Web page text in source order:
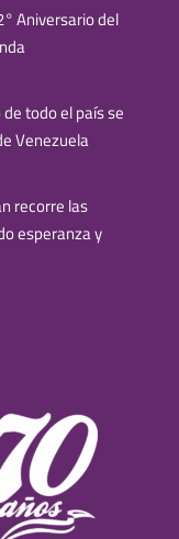
Aniversario del
todo el país se
Venezuela
recorre las
esperanza y